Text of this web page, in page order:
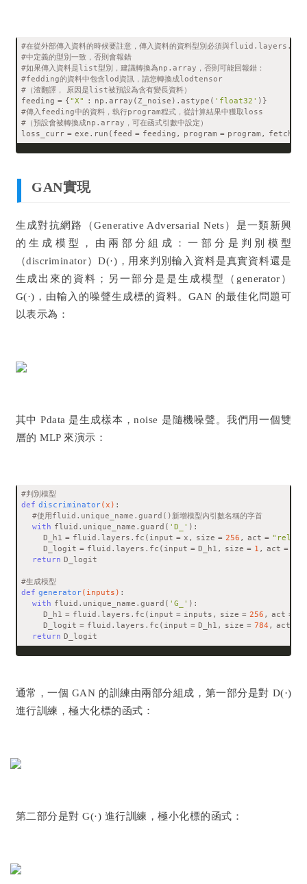
#在從外部傳入資料的時候要註意，傳入資料的資料型別必須與
#中定義的型別一致，否則會報錯
#如果傳入資料是list型別，建議轉換為np.array，否則可能回報錯：
#fedding的資料中包含lod資訊，請您轉換成lodtensor
#（渣翻譯， 原因是list被預設為含有變長資料）
feeding = {"X" : np.array(Z_noise).astype( 'float32' )}
#傳入feeding中的資料，執行program程式，從計算結果中獲取loss
#（預設會被轉換成np.array，可在函式引數中設定）
loss_curr = exe.run(feed = feeding, program = program,
GAN實現
生成對抗網路（Generative Adversarial Nets）是一類新興
的生成模型，由兩部分組成：一部分是判別模型
（discriminator）D(·)，用來判別輸入資料是真實資料還是
生成出來的資料；另一部分是是生成模型（generator）
G(·)，由輸入的噪聲生成標的資料。GAN 的最佳化問題可
以表示為：
其中 Pdata 是生成樣本，noise 是隨機噪聲。我們用一個雙
層的 MLP 來演示：
#判別模型
def discriminator(x) :
#使用fluid.unique_name.guard()新增模型內引數名稱的字首
with fluid.unique_name.guard( 'D_' ):
D_h1 = fluid.layers.fc(input = x, size = 256 , act = "relu"
D_logit = fluid.layers.fc(input = D_h1, size = 1 , act =
return D_logit
#生成模型
def generator(inputs) :
with fluid.unique_name.guard( 'G_' ):
D_h1 = fluid.layers.fc(input = inputs, size = 256 , act =
D_logit = fluid.layers.fc(input = D_h1, size = 784 , act =
return D_logit
通常，一個 GAN 的訓練由兩部分組成，第一部分是對 D(·)
進行訓練，極大化標的函式：
第二部分是對 G(·) 進行訓練，極小化標的函式：